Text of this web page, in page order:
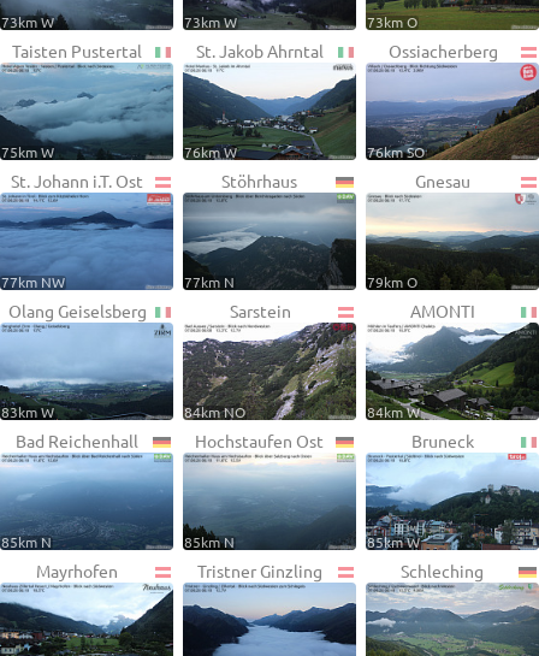
73km W 73km W 73km O
Taisten Pustertal
75km W
St. Jakob Ahrntal
76km W
Ossiacherberg
76km SO
St. Johann i.T. Ost
77km NW
Stöhrhaus
77km N
Gnesau
79km O
Olang Geiselsberg
83km W
Sarstein
84km NO
AMONTI
84km W
Bad Reichenhall
85km N
Hochstaufen Ost
85km N
Bruneck
85km W
Mayrhofen Tristner Ginzling Schleching